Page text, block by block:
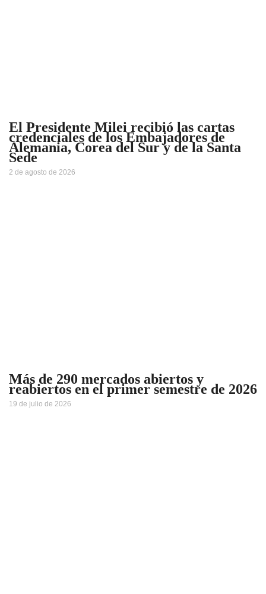
El Presidente Milei recibió las cartas
credenciales de los Embajadores de
Alemania, Corea del Sur y de la Santa
Sede
2 de agosto de 2026
Más de 290 mercados abiertos y
reabiertos en el primer semestre de 2026
19 de julio de 2026